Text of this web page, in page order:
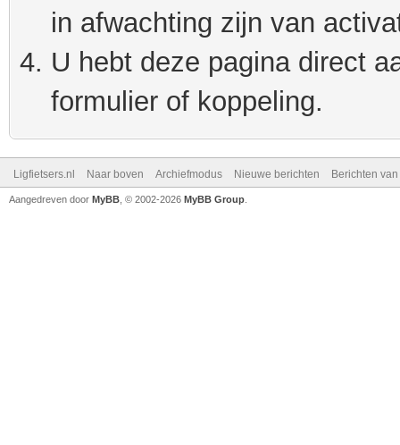
in afwachting zijn van
U hebt deze pagina direct
formulier of koppeling.
Ligfietsers.nl Naar boven Archiefmodus Nieuwe berichten Berichten
Aangedreven door MyBB , © 2002-2026 MyBB Group